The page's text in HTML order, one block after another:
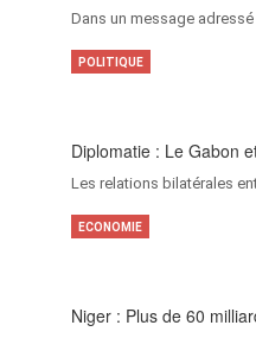
Dans un message
Diplomatie : Le Gabon
Les relations bilatérales
POLITIQUE
Niger : Plus de 60
ECONOMIE